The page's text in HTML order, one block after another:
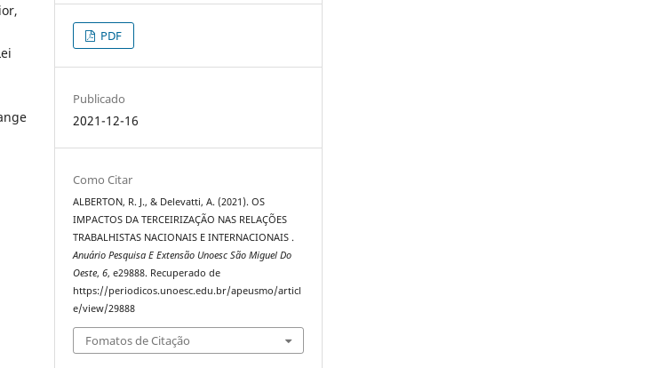
PDF
Publicado
2021-12-16
Como Citar
ALBERTON, R. J., & Delevatti, A. (2021). OS
IMPACTOS DA TERCEIRIZAÇÃO NAS RELAÇÕES
TRABALHISTAS NACIONAIS E INTERNACIONAIS .
Anuário Pesquisa E Extensão Unoesc São Miguel Do
Oeste,6, e29888. Recuperado de
https://periodicos.unoesc.edu.br/apeusmo/articl
e/view/29888
Fomatos de Citação